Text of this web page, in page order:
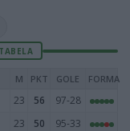
M PKT GOLE FORMA
23 56
97-28
23 50
95-33